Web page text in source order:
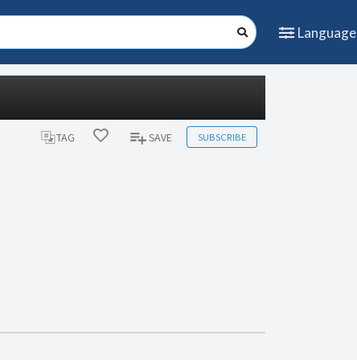
Language
TAG SAVE SUBSCRIBE